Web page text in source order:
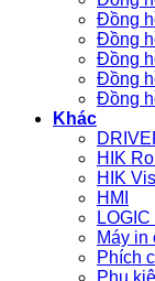
Đồng
Đồng
Đồng
Đồng
Đồng
Khác
HIK
HIK
HMI
Máy in
Phích